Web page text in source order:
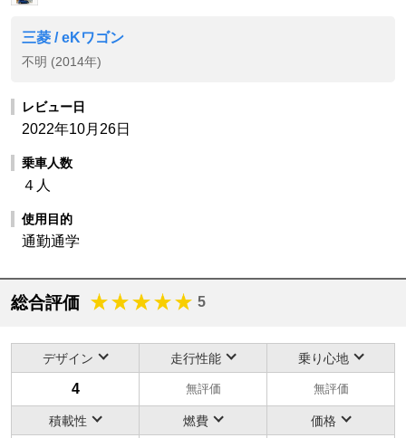
三菱 / eKワゴン
不明 (2014年)
レビュー日
2022年10月26日
乗車人数
４人
使用目的
通勤通学
総合評価 5
デザイン 走行性能 乗り心地
4 無評価 無評価
積載性 燃費 価格